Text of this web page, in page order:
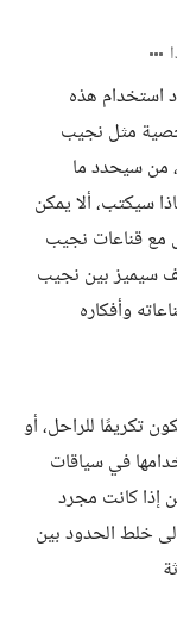
استخدام هذه
مثل نجيب
من سيحدد ما
سيكتب، ألا يمكن
مع قناعات نجيب
سيميز بين نجيب
وأفكاره
تكريمًا للراحل، أو
في سياقات
إذا كانت مجرد
خلط الحدود بين